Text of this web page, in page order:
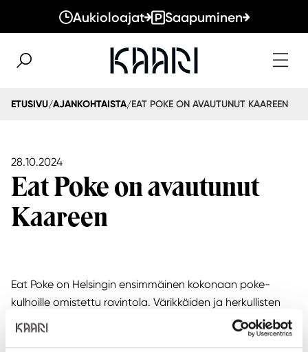
Aukioloajat Saapuminen
ETUSIVU/AJANKOHTAISTA/EAT POKE ON AVAUTUNUT KAAREEN
28.10.2024
Eat Poke on avautunut
Kaareen
Eat Poke on Helsingin ensimmäinen kokonaan poke-
kulhoille omistettu ravintola. Värikkäiden ja herkullisten
annosten maun salaisuutena on, että saat itse päättää
mitä riiisin päälle kulhoon tulee. Ravitsevat ja raikkaat